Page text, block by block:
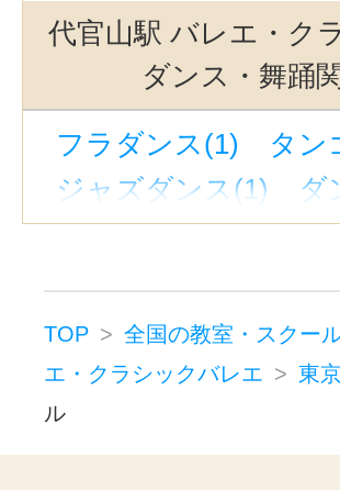
笹塚駅(京王線)(1)
青山一丁目駅(1)
表
銀座駅(1)
中板橋駅
代官山駅 バレエ・ク
ダンス・舞踊
フラダンス(1) タン
ジャズダンス(1)
ダ
TOP 全国の教室・スクー
エ・クラシックバレエ
東
ル